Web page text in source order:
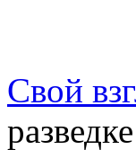
Свой
разведке